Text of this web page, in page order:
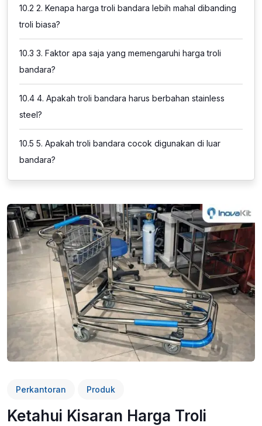
10.2 2. Kenapa harga troli bandara lebih mahal dibanding
troli biasa?
10.3 3. Faktor apa saja yang memengaruhi harga troli
bandara?
10.4 4. Apakah troli bandara harus berbahan stainless
steel?
10.5 5. Apakah troli bandara cocok digunakan di luar
bandara?
Perkantoran Produk
Ketahui Kisaran Harga Troli